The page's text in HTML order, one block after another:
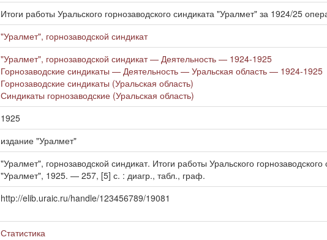
Итоги работы Уральского горнозаводского синдиката "Уралмет" за 1924/25
"Уралмет", горнозаводской синдикат
"Уралмет", горнозаводской синдикат — Деятельность — 1924-1925
Горнозаводские синдикаты — Деятельность — Уральская область — 1924-1925
Горнозаводские синдикаты (Уральская область)
Синдикаты горнозаводские (Уральская область)
1925
издание "Уралмет"
"Уралмет", горнозаводской синдикат. Итоги работы Уральского
"Уралмет", 1925. — 257, [5] с. : диагр., табл., граф.
http://elib.uraic.ru/handle/123456789/19081
Статистика